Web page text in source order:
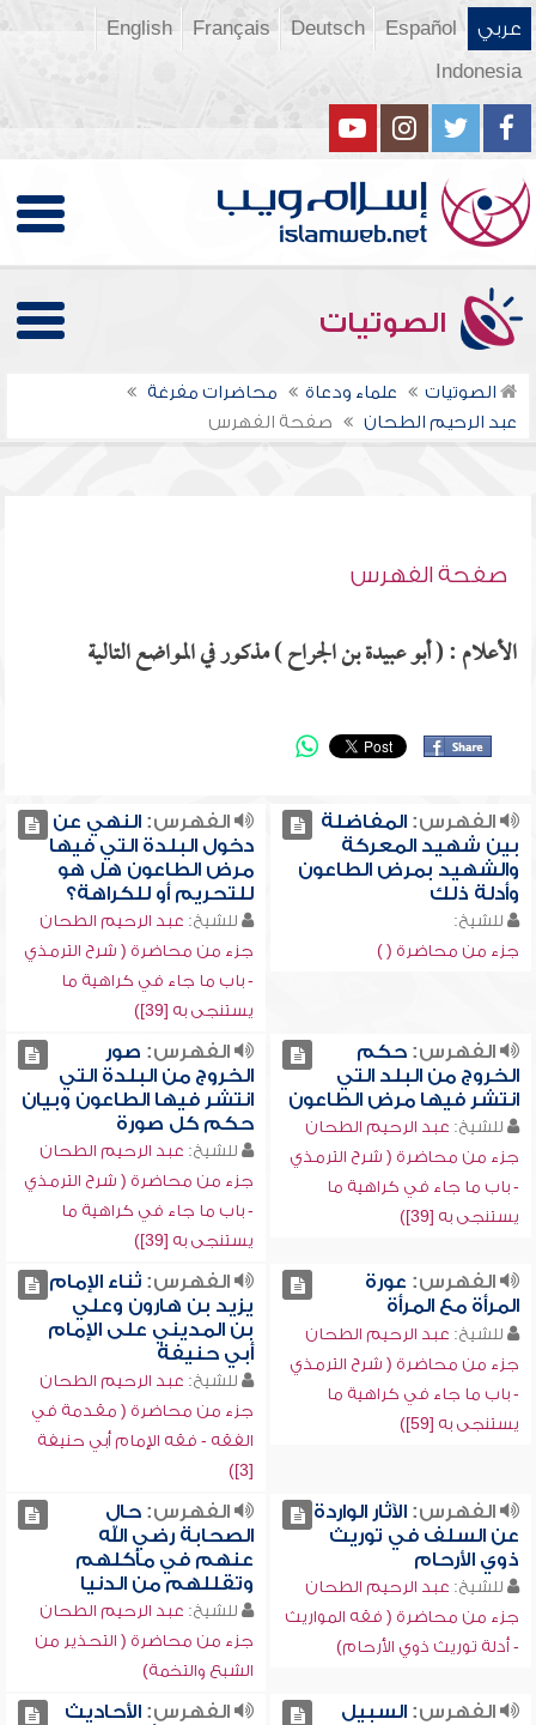
عربي Español
Deutsch
Français
English
Indonesia
الصوتيات
الصوتيات علماء ودعاة
محاضرات مفرغة
عبد الرحيم الطحان
صفحة الفهرس
صفحة الفهرس
الأعلام : ( أبو عبيدة بن الجراح ) مذكور في المواضع التالية
الفهرس:المفاضلة
بين شهيد المعركة
والشهيد بمرض الطاعون
وأدلة ذلك
للشيخ:
جزء من محاضرة ( )
الفهرس:النهي عن
دخول البلدة التي فيها
مرض الطاعون هل هو
للتحريم أو للكراهة؟
للشيخ: عبد الرحيم الطحان
جزء من محاضرة ( شرح الترمذي
- باب ما جاء في كراهية ما
يستنجى به [39])
الفهرس:حكم
الخروج من البلد التي
انتشر فيها مرض الطاعون
للشيخ: عبد الرحيم الطحان
جزء من محاضرة ( شرح الترمذي
- باب ما جاء في كراهية ما
يستنجى به [39])
الفهرس: صور
الخروج من البلدة التي
انتشر فيها الطاعون وبيان
حكم كل صورة
للشيخ: عبد الرحيم الطحان
جزء من محاضرة ( شرح الترمذي
- باب ما جاء في كراهية ما
يستنجى به [39])
الفهرس: عورة
المرأة مع المرأة
للشيخ: عبد الرحيم الطحان
جزء من محاضرة ( شرح الترمذي
- باب ما جاء في كراهية ما
يستنجى به [59])
الفهرس:ثناء الإمام
يزيد بن هارون وعلي
بن المديني على الإمام
أبي حنيفة
للشيخ: عبد الرحيم الطحان
جزء من محاضرة ( مقدمة في
الفقه - فقه الإمام أبي حنيفة
[3])
الفهرس:الآثار الواردة
عن السلف في توريث
ذوي الأرحام
للشيخ: عبد الرحيم الطحان
جزء من محاضرة ( فقه المواريث
- أدلة توريث ذوي الأرحام)
الفهرس:حال
الصحابة رضي الله
عنهم في مأكلهم
وتقللهم من الدنيا
للشيخ: عبد الرحيم الطحان
جزء من محاضرة ( التحذير من
الشبع والتخمة)
الفهرس:السبيل
الفهرس:الأحاديث